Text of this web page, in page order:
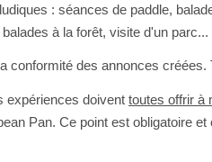
: séances de paddle,
balades à la forêt, visite d'un parc...
conformité des annonces
expériences doivent toutes offrir à
Pan. Ce point est obligatoire